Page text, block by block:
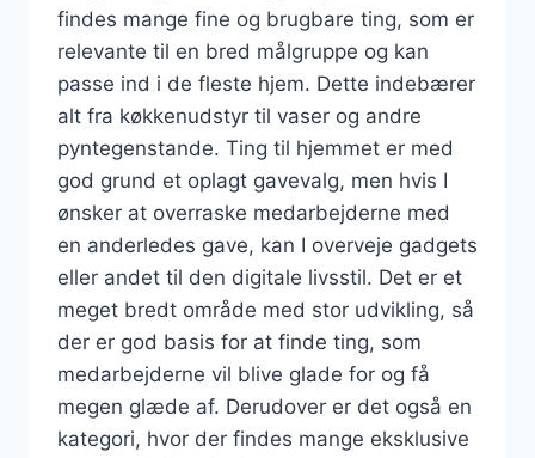
findes mange fine og brugbare ting, som er
relevante til en bred målgruppe og kan
passe ind i de fleste hjem. Dette indebærer
alt fra køkkenudstyr til vaser og andre
pyntegenstande. Ting til hjemmet er med
god grund et oplagt gavevalg, men hvis I
ønsker at overraske medarbejderne med
en anderledes gave, kan I overveje gadgets
eller andet til den digitale livsstil. Det er et
meget bredt område med stor udvikling, så
der er god basis for at finde ting, som
medarbejderne vil blive glade for og få
megen glæde af. Derudover er det også en
kategori, hvor der findes mange eksklusive